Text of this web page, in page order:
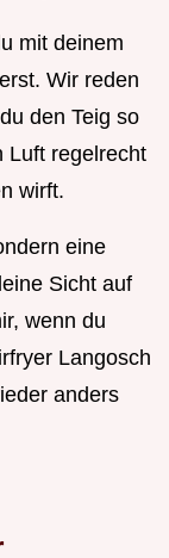
mit deinem
Wir reden
den Teig so
Luft regelrecht
wirft.
eine
Sicht auf
wenn du
Langosch
anders